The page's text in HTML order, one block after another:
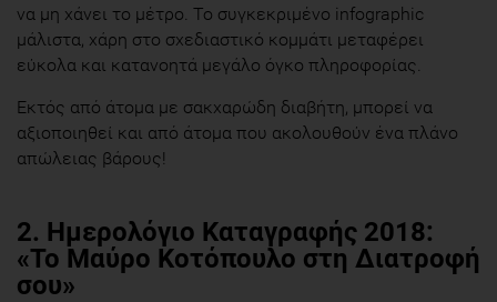
να μη χάνει το μέτρο. Το συγκεκριμένο infographic
μάλιστα, χάρη στο σχεδιαστικό κομμάτι μεταφέρει
εύκολα και κατανοητά μεγάλο όγκο πληροφορίας.
Εκτός από άτομα με σακχαρώδη διαβήτη, μπορεί να
αξιοποιηθεί και από άτομα που ακολουθούν ένα πλάνο
απώλειας βάρους!
2. Ημερολόγιο Καταγραφής 2018:
«Το Μαύρο Κοτόπουλο στη Διατροφή
σου»